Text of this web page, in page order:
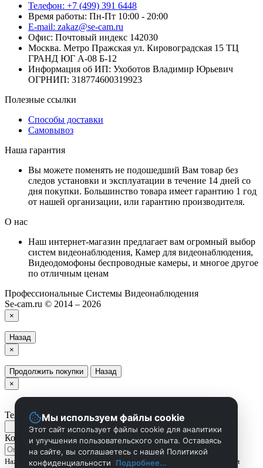
Телефон: +7 (499) 391 6448
Время работы: Пн-Пт 10:00 - 20:00
E-mail: zakaz@se-cam.ru
Офис: Почтовый индекс 142030
Москва. Метро Пражская ул. Кировоградская 15 ТЦ
ГРАНД ЮГ А-08 Б-12
Информация об ИП: Ухоботов Владимир Юрьевич
ОГРНИП: 318774600319923
Полезные ссылки
Способы доставки
Самовывоз
Наша гарантия
Вы можете поменять не подошедший Вам товар без
следов установки и эксплуатации в течение 14 дней со
дня покупки. Большинство товара имеет гарантию 1 год
от нашей организации, или гарантию производителя.
О нас
Наш интернет-магазин предлагает вам огромный выбор
систем видеонаблюдения, Камер для видеонаблюдения,
Видеодомофоны беспроводные камеры, и многое другое
по отличным ценам
Профессиональные Системы Видеонаблюдения
Se-cam.ru © 2014 – 2026
×
Назад
×
Продолжить покупки
Назад
×
Телефон
Комментарий
Нажмите Отправить чтобы сделать запрос, и мы вам скоро перезвоним
Мы используем файлы cookie
Этот сайт использует файлы cookie для аналитики
и улучшения пользовательского опыта. Оставаясь
на сайте, вы соглашаетесь с нашей Политикой
конфиденциальности
Подробнее...